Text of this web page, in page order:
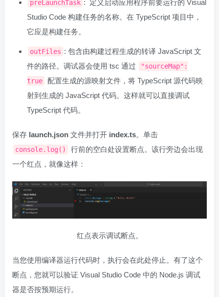
preLaunchTask : 定义启动应用程序前要运行的 Visual
Studio Code 构建任务的名称。在 TypeScript 项目中，
它应是构建任务。
outFiles : 包含由构建过程生成的转译 JavaScript 文
件的路径。调试器会使用 tsc 通过
"sourceMap":
true
配置生成的源映射文件，将 TypeScript 源代码映
射到生成的 JavaScript 代码。这样就可以直接调试
TypeScript 代码。
保存 launch.json 文件并打开 index.ts。单击
console.log()
行前的空白处设置断点。该行旁边会出现
一个红点，就像这样：
红点表示调试断点。
当您使用编译器运行代码时，执行会在此处停止。有了这个
断点，您就可以验证 Visual Studio Code 中的 Node.js 调试
器是否按预期运行。